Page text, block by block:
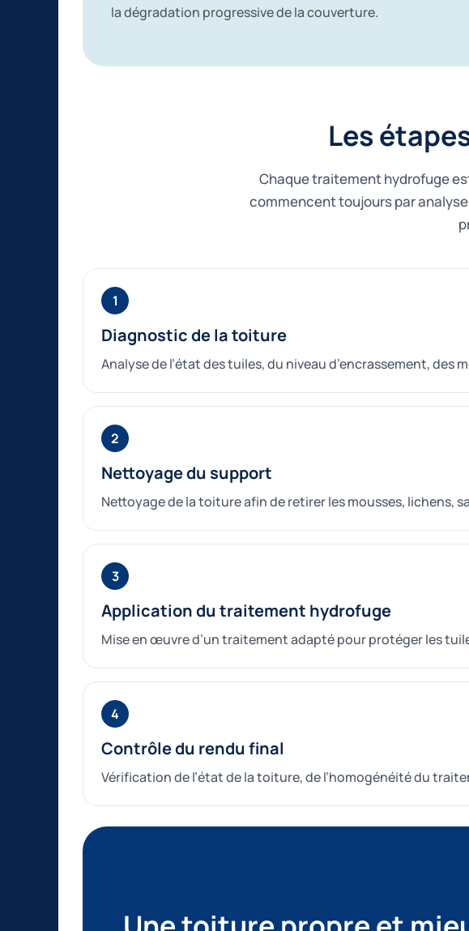
la dégradation progressive de la couverture.
Les
Chaque traitement hydrofuge
commencent toujours par
Diagnostic de la toiture
Analyse de l’état des tuiles, du niveau d’encrassement, des
Nettoyage du support
Nettoyage de la toiture afin de retirer les mousses, lichens,
Application du traitement hydrofuge
Mise en œuvre d’un traitement adapté pour protéger les
Contrôle du rendu final
Vérification de l’état de la toiture, de l’homogénéité du